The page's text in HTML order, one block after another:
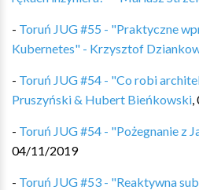
- Toruń JUG #55 - "Praktyczne
Kubernetes" - Krzysztof
- Toruń JUG #54 - "Co robi
Pruszyński & Hubert Bieńkowski,
- Toruń JUG #54 - "Pożegnanie z
04/11/2019
- Toruń JUG #53 - "Reaktywna